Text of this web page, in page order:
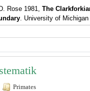
Rose 1981, The
. University of
Primates